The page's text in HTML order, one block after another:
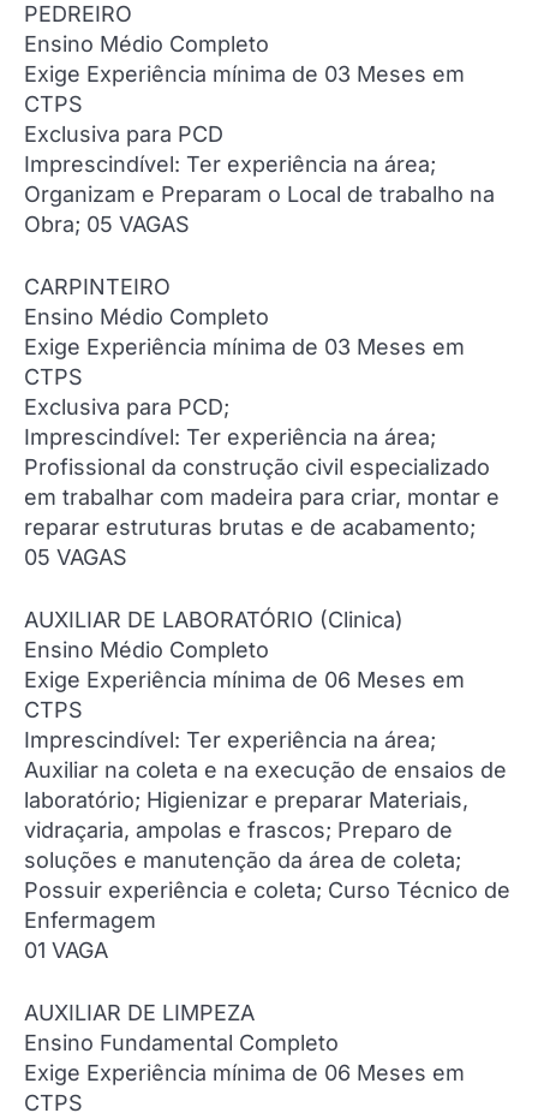
PEDREIRO
Ensino Médio Completo
Exige Experiência mínima de 03 Meses em
CTPS
Exclusiva para PCD
Imprescindível: Ter experiência na área;
Organizam e Preparam o Local de trabalho na
Obra; 05 VAGAS
CARPINTEIRO
Ensino Médio Completo
Exige Experiência mínima de 03 Meses em
CTPS
Exclusiva para PCD;
Imprescindível: Ter experiência na área;
Profissional da construção civil especializado
em trabalhar com madeira para criar, montar e
reparar estruturas brutas e de acabamento;
05 VAGAS
AUXILIAR DE LABORATÓRIO (Clinica)
Ensino Médio Completo
Exige Experiência mínima de 06 Meses em
CTPS
Imprescindível: Ter experiência na área;
Auxiliar na coleta e na execução de ensaios de
laboratório; Higienizar e preparar Materiais,
vidraçaria, ampolas e frascos; Preparo de
soluções e manutenção da área de coleta;
Possuir experiência e coleta; Curso Técnico de
Enfermagem
01 VAGA
AUXILIAR DE LIMPEZA
Ensino Fundamental Completo
Exige Experiência mínima de 06 Meses em
CTPS